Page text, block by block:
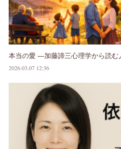
本当の愛 ―加藤諦三心理学から読
2026.03.07 12:36